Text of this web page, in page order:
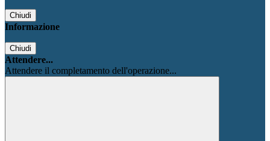
Chiudi
Informazione
Chiudi
Attendere...
Attendere il completamento dell'operazione...